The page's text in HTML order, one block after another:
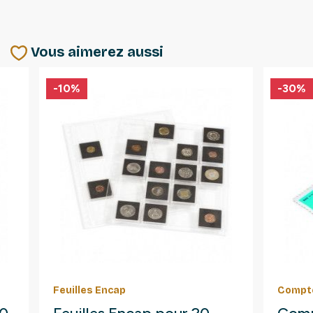
Vous aimerez aussi
Feuilles Encap
-10% -30%